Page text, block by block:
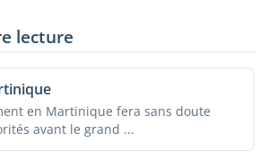
lecture
en Martinique fera sans doute
avant le grand ...